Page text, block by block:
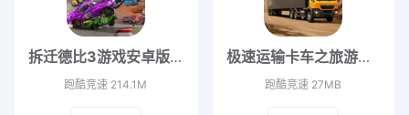
拆迁德比3游戏安卓版 v1.1.046
跑酷竞速 214.1M
极速运输卡车之旅游戏最新版 v1.0
跑酷竞速 27MB